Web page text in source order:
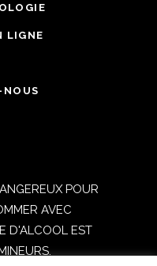
LIGNE
POUR
AVEC
D'ALCOOL EST